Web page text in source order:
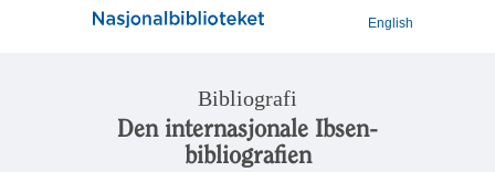
English
Bibliografi
Den internasjonale Ibsen-
bibliografien